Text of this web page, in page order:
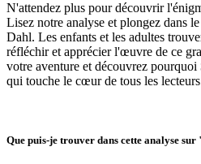
N'attendez plus pour découvrir
Lisez notre analyse et plongez dans
Dahl. Les enfants et les adultes
réfléchir et apprécier l'œuvre de ce
votre aventure et découvrez pourquoi
qui touche le cœur de tous les
Que puis-je trouver dans cette analyse sur